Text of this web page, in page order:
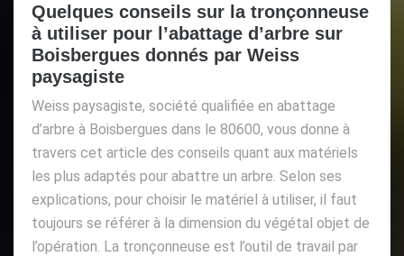
Quelques conseils sur la tronçonneuse
à utiliser pour l’abattage d’arbre sur
Boisbergues donnés par Weiss
paysagiste
Weiss paysagiste, société qualifiée en abattage
d’arbre à Boisbergues dans le 80600, vous donne à
travers cet article des conseils quant aux matériels
les plus adaptés pour abattre un arbre. Selon ses
explications, pour choisir le matériel à utiliser, il faut
toujours se référer à la dimension du végétal objet de
l’opération. La tronçonneuse est l’outil de travail par